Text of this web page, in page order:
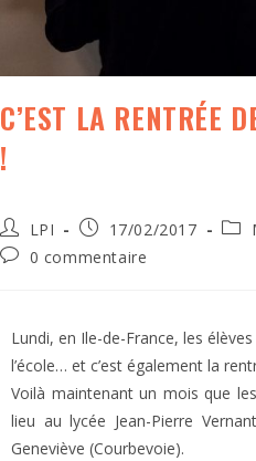
C’EST LA RENTRÉE
!
LPI 17/02/2017
0 commentaire
Lundi, en Ile-de-France, les
l’école… et c’est également la
Voilà maintenant un mois que
lieu au lycée Jean-Pierre
Geneviève (Courbevoie).